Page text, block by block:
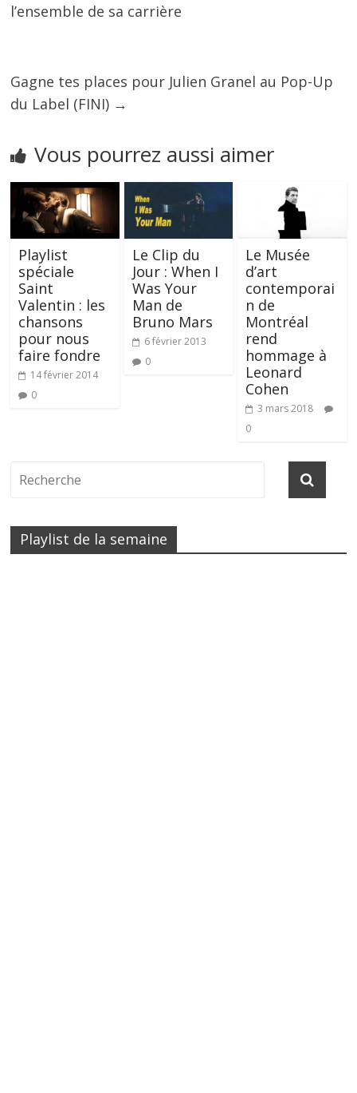
l’ensemble de sa carrière
Gagne tes places pour Julien Granel au Pop-Up
du Label (FINI) →
Vous pourrez aussi aimer
Playlist
spéciale
Saint
Valentin : les
chansons
pour nous
faire fondre
14 février 2014
0
Le Clip du
Jour : When I
Was Your
Man de
Bruno Mars
6 février 2013
0
Le Musée
d’art
contemporai
n de
Montréal
rend
hommage à
Leonard
Cohen
3 mars 2018
0
Playlist de la semaine